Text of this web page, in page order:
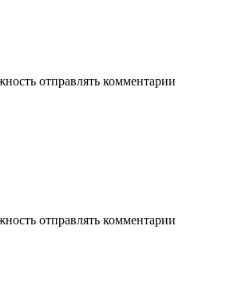
отправлять комментарии
отправлять комментарии